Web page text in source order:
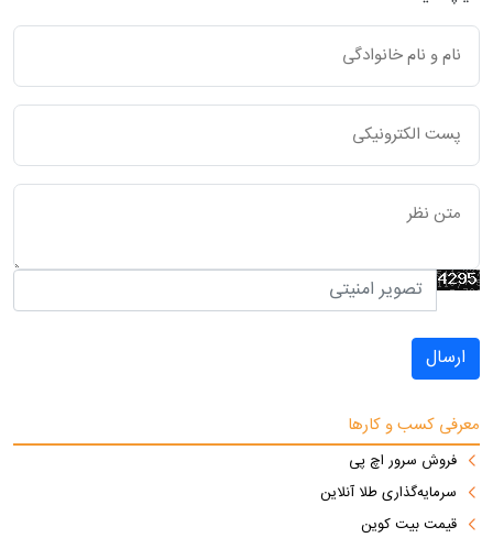
ارسال
معرفی کسب و کارها
فروش سرور اچ پی
سرمایه‌گذاری طلا آنلاین
قیمت بیت کوین